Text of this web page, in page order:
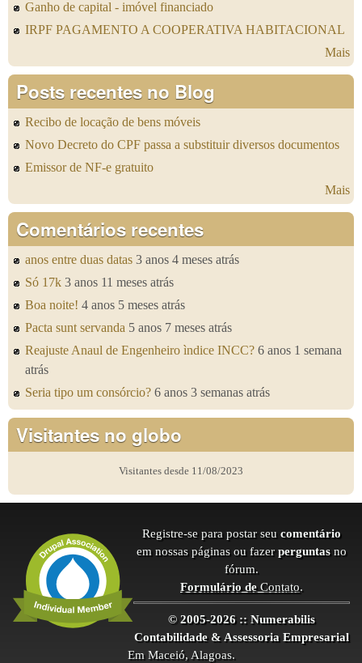
Ganho de capital - imóvel financiado
IRPF PAGAMENTO A COOPERATIVA HABITACIONAL
Mais
Posts recentes no Blog
Recibo de locação de bens móveis
Novo Decreto do CPF passa a substituir diversos documentos
Emissor de NF-e gratuito
Mais
Comentários recentes
anos entre duas datas 3 anos 4 meses atrás
Só 17k 3 anos 11 meses atrás
Boa noite! 4 anos 5 meses atrás
Pacta sunt servanda 5 anos 7 meses atrás
Reajuste Anaul de Engenheiro ìndice INCC? 6 anos 1 semana
atrás
Seria tipo um consórcio? 6 anos 3 semanas atrás
Visitantes no globo
Visitantes desde 11/08/2023
Registre-se para postar seu comentário
em nossas páginas ou fazer perguntas no
fórum.
Formulário deContato.
© 2005-2026 :: Numerabilis
Contabilidade & Assessoria Empresarial
Em Maceió, Alagoas.